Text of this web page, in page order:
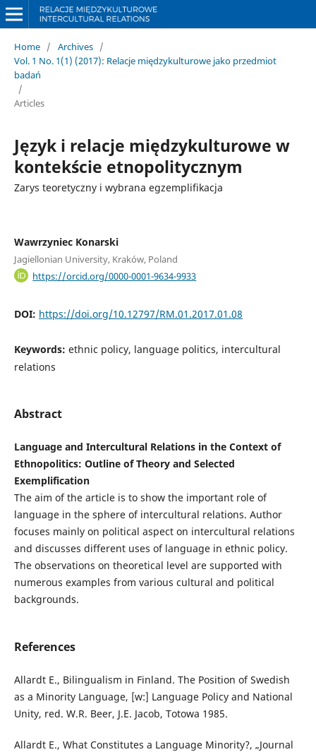
Home / Archives /
Vol. 1 No. 1(1) (2017): Relacje międzykulturowe jako przedmiot
badań
/
Articles
Język i relacje międzykulturowe w
kontekście etnopolitycznym
Zarys teoretyczny i wybrana egzemplifikacja
Wawrzyniec Konarski
Jagiellonian University, Kraków, Poland
https://orcid.org/0000-0001-9634-9933
DOI: https://doi.org/10.12797/RM.01.2017.01.08
Keywords: ethnic policy, language politics, intercultural
relations
Abstract
Language and Intercultural Relations in the Context of
Ethnopolitics: Outline of Theory and Selected
Exemplification
The aim of the article is to show the important role of
language in the sphere of intercultural relations. Author
focuses mainly on political aspect on intercultural relations
and discusses different uses of language in ethnic policy.
The observations on theoretical level are supported with
numerous examples from various cultural and political
backgrounds.
References
Allardt E., Bilingualism in Finland. The Position of Swedish
as a Minority Language, [w:] Language Policy and National
Unity, red. W.R. Beer, J.E. Jacob, Totowa 1985.
Allardt E., What Constitutes a Language Minority?, „Journal